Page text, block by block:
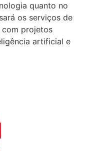
quanto no
os serviços de
com projetos
artificial e